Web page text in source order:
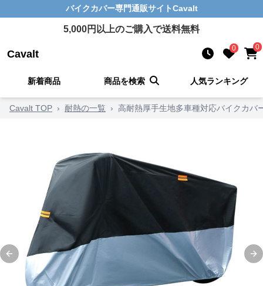
バイクカバー専門通販サイトCavalt
5,000円以上のご購入で送料無料
Cavalt 0 0
新着商品 商品を検索 人気ランキング
Cavalt TOP › 耐熱の一覧 › 高耐熱厚手生地多車種対応バイクカバ
Previous slide